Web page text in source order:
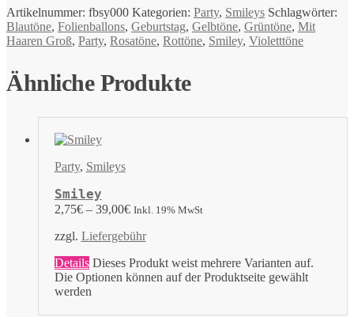
Artikelnummer: fbsy000 Kategorien: Party, Smileys Schlagwörter:
Blautöne, Folienballons, Geburtstag, Gelbtöne, Grüntöne, Mit
Haaren Groß, Party, Rosatöne, Rottöne, Smiley, Violetttöne
Ähnliche Produkte
Party, Smileys
Smiley
2,75€– 39,00€ Inkl. 19% MwSt
zzgl. Liefergebühr
Details Dieses Produkt weist mehrere Varianten auf.
Die Optionen können auf der Produktseite gewählt
werden